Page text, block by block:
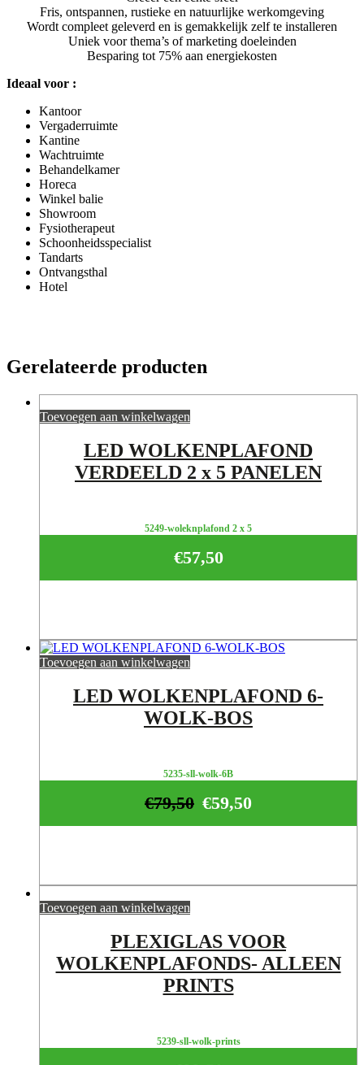
Fris, ontspannen, rustieke en natuurlijke werkomgeving
Wordt compleet geleverd en is gemakkelijk zelf te installeren
Uniek voor thema’s of marketing doeleinden
Besparing tot 75% aan energiekosten
Ideaal voor :
Kantoor
Vergaderruimte
Kantine
Wachtruimte
Behandelkamer
Horeca
Winkel balie
Showroom
Fysiotherapeut
Schoonheidsspecialist
Tandarts
Ontvangsthal
Hotel
Gerelateerde producten
Toevoegen aan winkelwagen
LED WOLKENPLAFOND
VERDEELD 2 x 5 PANELEN
5249-woleknplafond 2 x 5
€57,50
Toevoegen aan winkelwagen
LED WOLKENPLAFOND 6-
WOLK-BOS
5235-sll-wolk-6B
€59,50
€79,50
Toevoegen aan winkelwagen
PLEXIGLAS VOOR
WOLKENPLAFONDS- ALLEEN
PRINTS
5239-sll-wolk-prints